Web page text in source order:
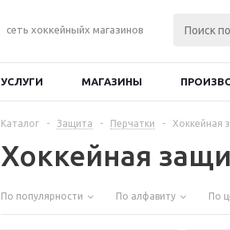
сеть хоккейныйх магазинов
УСЛУГИ МАГАЗИНЫ
Каталог - Защита - Перчатки - Хоккейная
Хоккейная
По популярности По алфавиту По